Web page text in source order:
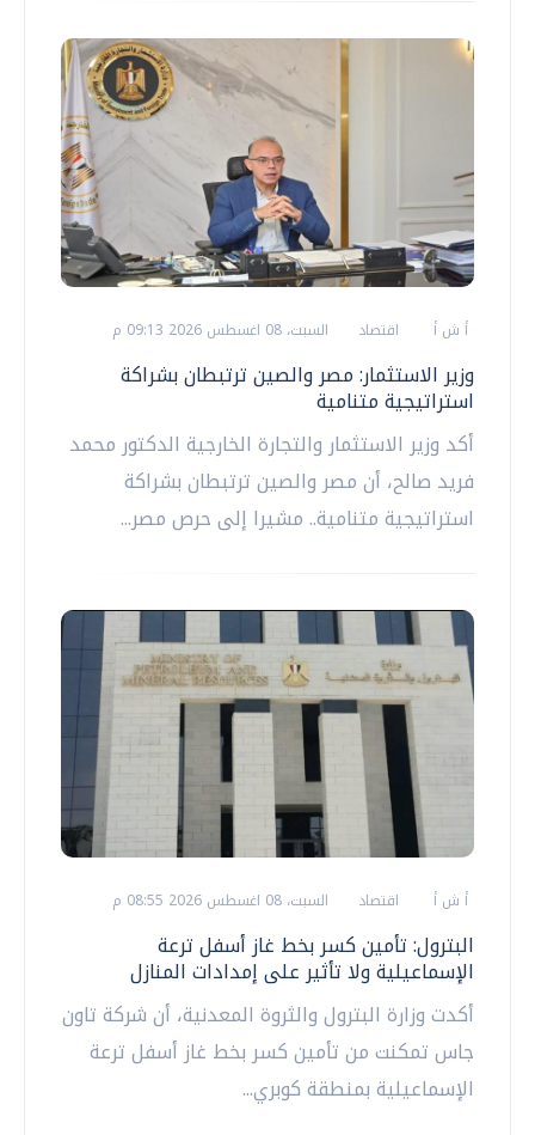
أ ش أ اقتصاد السبت، 08 اغسطس 2026 09:13 م
وزير الاستثمار: مصر والصين ترتبطان بشراكة
استراتيجية متنامية
أكد وزير الاستثمار والتجارة الخارجية الدكتور محمد
فريد صالح، أن مصر والصين ترتبطان بشراكة
استراتيجية متنامية.. مشيرا إلى حرص مصر...
أ ش أ اقتصاد السبت، 08 اغسطس 2026 08:55 م
البترول: تأمين كسر بخط غاز أسفل ترعة
الإسماعيلية ولا تأثير على إمدادات المنازل
أكدت وزارة البترول والثروة المعدنية، أن شركة تاون
جاس تمكنت من تأمين كسر بخط غاز أسفل ترعة
الإسماعيلية بمنطقة كوبري...